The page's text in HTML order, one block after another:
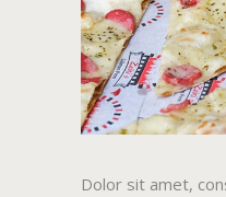
Dolor sit amet,